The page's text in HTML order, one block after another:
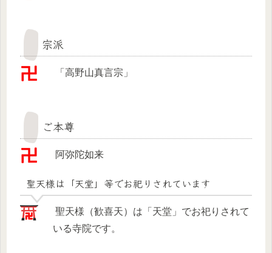
宗派
「高野山真言宗」
ご本尊
阿弥陀如来
聖天様は「天堂」等でお祀りされています
聖天様（歓喜天）は「天堂」でお祀りされて
いる寺院です。